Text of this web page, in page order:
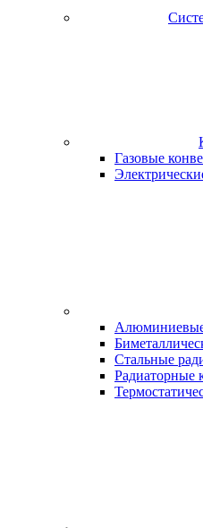
Газовые
Стальные
Радиаторные